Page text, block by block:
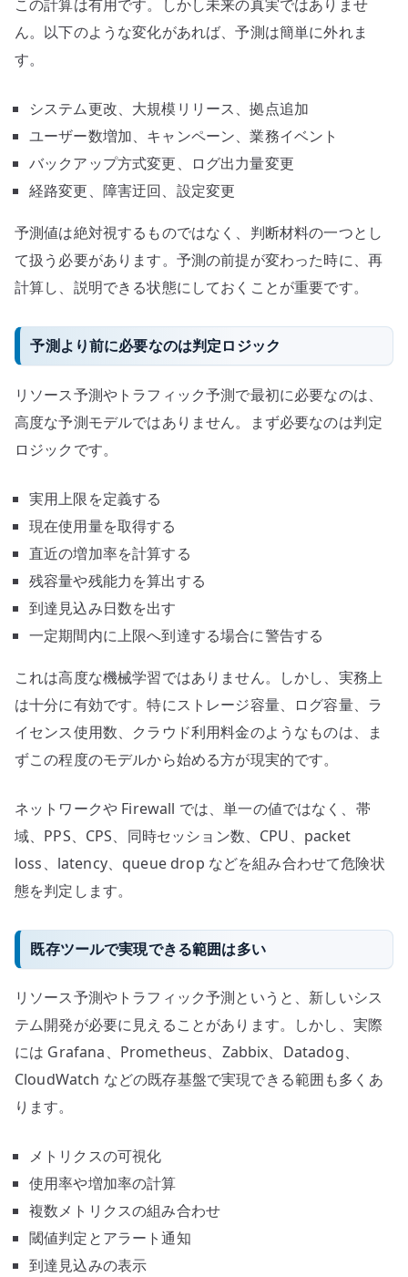
この計算は有用です。しかし未来の真実ではありませ
ん。以下のような変化があれば、予測は簡単に外れま
す。
システム更改、大規模リリース、拠点追加
ユーザー数増加、キャンペーン、業務イベント
バックアップ方式変更、ログ出力量変更
経路変更、障害迂回、設定変更
予測値は絶対視するものではなく、判断材料の一つとし
て扱う必要があります。予測の前提が変わった時に、再
計算し、説明できる状態にしておくことが重要です。
予測より前に必要なのは判定ロジック
リソース予測やトラフィック予測で最初に必要なのは、
高度な予測モデルではありません。まず必要なのは判定
ロジックです。
実用上限を定義する
現在使用量を取得する
直近の増加率を計算する
残容量や残能力を算出する
到達見込み日数を出す
一定期間内に上限へ到達する場合に警告する
これは高度な機械学習ではありません。しかし、実務上
は十分に有効です。特にストレージ容量、ログ容量、ラ
イセンス使用数、クラウド利用料金のようなものは、ま
ずこの程度のモデルから始める方が現実的です。
ネットワークや Firewall では、単一の値ではなく、帯
域、PPS、CPS、同時セッション数、CPU、packet
loss、latency、queue drop などを組み合わせて危険状
態を判定します。
既存ツールで実現できる範囲は多い
リソース予測やトラフィック予測というと、新しいシス
テム開発が必要に見えることがあります。しかし、実際
には Grafana、Prometheus、Zabbix、Datadog、
CloudWatch などの既存基盤で実現できる範囲も多くあ
ります。
メトリクスの可視化
使用率や増加率の計算
複数メトリクスの組み合わせ
閾値判定とアラート通知
到達見込みの表示